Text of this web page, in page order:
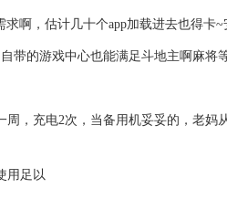
求啊，估计几十个app加载进去也得卡
带的游戏中心也能满足斗地主啊麻将
，充电2次，当备用机妥妥的，老妈
用足以